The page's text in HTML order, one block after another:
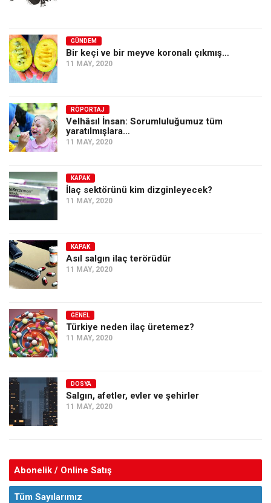
GÜNDEM
Bir keçi ve bir meyve koronalı çıkmış…
11 MAY, 2020
RÖPORTAJ
Velhâsıl İnsan: Sorumluluğumuz tüm
yaratılmışlara…
11 MAY, 2020
KAPAK
İlaç sektörünü kim dizginleyecek?
11 MAY, 2020
KAPAK
Asıl salgın ilaç terörüdür
11 MAY, 2020
GENEL
Türkiye neden ilaç üretemez?
11 MAY, 2020
DOSYA
Salgın, afetler, evler ve şehirler
11 MAY, 2020
Abonelik / Online Satış
Tüm Sayılarımız